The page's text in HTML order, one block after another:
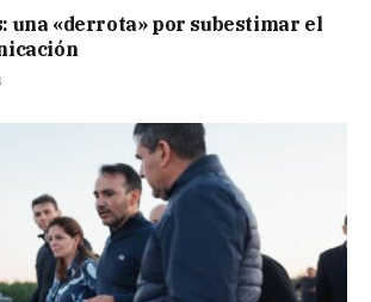
una «derrota» por subestimar el